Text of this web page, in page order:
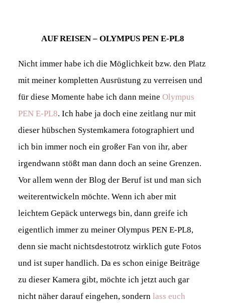
AUF REISEN – OLYMPUS PEN E-PL8
Nicht immer habe ich die Möglichkeit bzw. den Platz
mit meiner kompletten Ausrüstung zu verreisen und
für diese Momente habe ich dann meine Olympus
PEN E-PL8. Ich habe ja doch eine zeitlang nur mit
dieser hübschen Systemkamera fotographiert und
ich bin immer noch ein großer Fan von ihr, aber
irgendwann stößt man dann doch an seine Grenzen.
Vor allem wenn der Blog der Beruf ist und man sich
weiterentwickeln möchte. Wenn ich aber mit
leichtem Gepäck unterwegs bin, dann greife ich
eigentlich immer zu meiner Olympus PEN E-PL8,
denn sie macht nichtsdestotrotz wirklich gute Fotos
und ist super handlich. Da es schon einige Beiträge
zu dieser Kamera gibt, möchte ich jetzt auch gar
nicht näher darauf eingehen, sondern lass euch